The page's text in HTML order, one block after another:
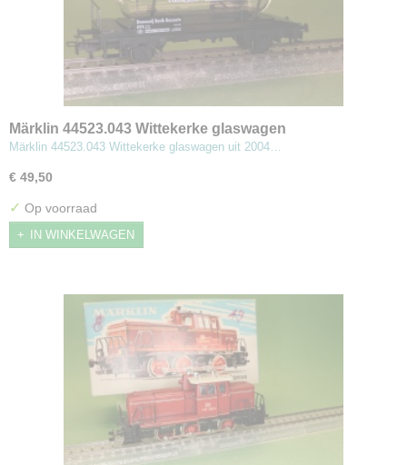
Märklin 44523.043 Wittekerke glaswagen
Märklin 44523.043 Wittekerke glaswagen uit 2004…
€ 49,50
✓ Op voorraad
IN WINKELWAGEN